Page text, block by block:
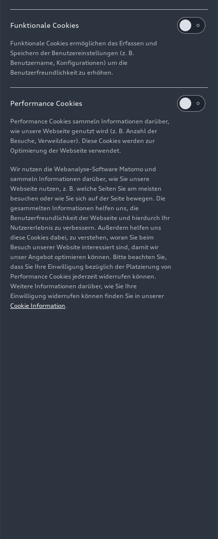
Album anzeigen
Album Audi SQ8 Sportback
Album anzeigen
Gesteigerte Effizienz
und Reichweite,
geschärftes Design:
der neue Audi Q8
Funktionale Cookies
Funktionale Cookies ermöglichen das Erfassen und
Speichern der Benutzereinstellungen (z. B.
Benutzername, Konfigurationen) um die
Benutzerfreundlichkeit zu erhöhen.
Performance Cookies
Performance Cookies sammeln Informationen darüber,
wie unsere Webseite genutzt wird (z. B. Anzahl der
Besuche, Verweildauer). Diese Cookies werden zur
Optimierung der Webseite verwendet.
Wir nutzen die Webanalyse-Software Matomo und
sammeln Informationen darüber, wie Sie unsere
Webseite nutzen, z. B. welche Seiten Sie am meisten
besuchen oder wie Sie sich auf der Seite bewegen. Die
gesammelten Informationen helfen uns, die
Benutzerfreundlichkeit der Webseite und hierdurch Ihr
Nutzererlebnis zu verbessern. Außerdem helfen uns
diese Cookies dabei, zu verstehen, woran Sie beim
Besuch unserer Website interessiert sind, damit wir
unser Angebot optimieren können. Bitte beachten Sie,
dass Sie Ihre Einwilligung bezüglich der Platzierung von
Performance Cookies jederzeit widerrufen können.
Weitere Informationen darüber, wie Sie Ihre
Einwilligung widerrufen können finden Sie in unserer
Cookie Information.